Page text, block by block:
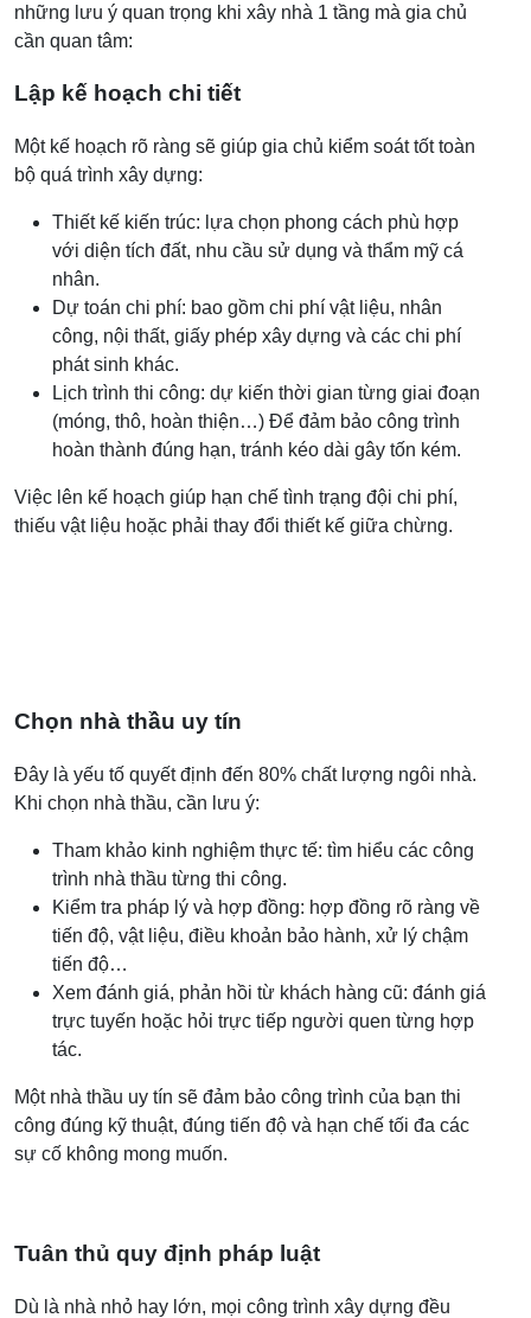
những lưu ý quan trọng khi xây nhà 1 tầng mà gia chủ
cần quan tâm:
Lập kế hoạch chi tiết
Một kế hoạch rõ ràng sẽ giúp gia chủ kiểm soát tốt toàn
bộ quá trình xây dựng:
Thiết kế kiến trúc: lựa chọn phong cách phù hợp
với diện tích đất, nhu cầu sử dụng và thẩm mỹ cá
nhân.
Dự toán chi phí: bao gồm chi phí vật liệu, nhân
công, nội thất, giấy phép xây dựng và các chi phí
phát sinh khác.
Lịch trình thi công: dự kiến thời gian từng giai đoạn
(móng, thô, hoàn thiện…) Để đảm bảo công trình
hoàn thành đúng hạn, tránh kéo dài gây tốn kém.
Việc lên kế hoạch giúp hạn chế tình trạng đội chi phí,
thiếu vật liệu hoặc phải thay đổi thiết kế giữa chừng.
Chọn nhà thầu uy tín
Đây là yếu tố quyết định đến 80% chất lượng ngôi nhà.
Khi chọn nhà thầu, cần lưu ý:
Tham khảo kinh nghiệm thực tế: tìm hiểu các công
trình nhà thầu từng thi công.
Kiểm tra pháp lý và hợp đồng: hợp đồng rõ ràng về
tiến độ, vật liệu, điều khoản bảo hành, xử lý chậm
tiến độ…
Xem đánh giá, phản hồi từ khách hàng cũ: đánh giá
trực tuyến hoặc hỏi trực tiếp người quen từng hợp
tác.
Một nhà thầu uy tín sẽ đảm bảo công trình của bạn thi
công đúng kỹ thuật, đúng tiến độ và hạn chế tối đa các
sự cố không mong muốn.
Tuân thủ quy định pháp luật
Dù là nhà nhỏ hay lớn, mọi công trình xây dựng đều